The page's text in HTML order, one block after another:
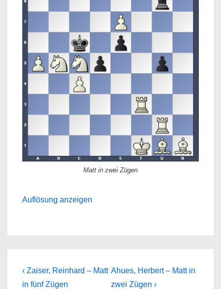
Matt in zwei Zügen
Auflösung anzeigen
Beitragsnavigation
Previous
Post
‹ Zaiser, Reinhard – Matt
in fünf Zügen
Next
Post
Ahues, Herbert – Matt in
zwei Zügen ›